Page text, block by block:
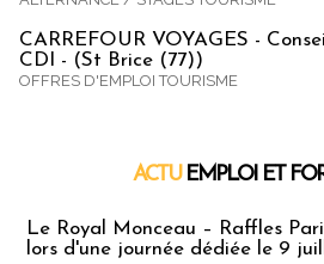
CARREFOUR VOYAGES -
CDI - (St Brice (77))
OFFRES D'EMPLOI TOURISME
ACTU EMPLOI ET
Le Royal Monceau – Raffles
lors d'une journée dédiée le 9